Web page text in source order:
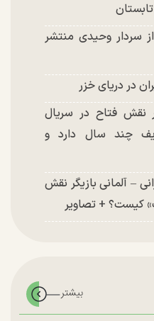
سردار وحیدی منتشر
در دریای خزر
نقش فتاح در سریال
چند سال دارد و
– آلمانی بازیگر نقش
کیست؟ + تصاویر